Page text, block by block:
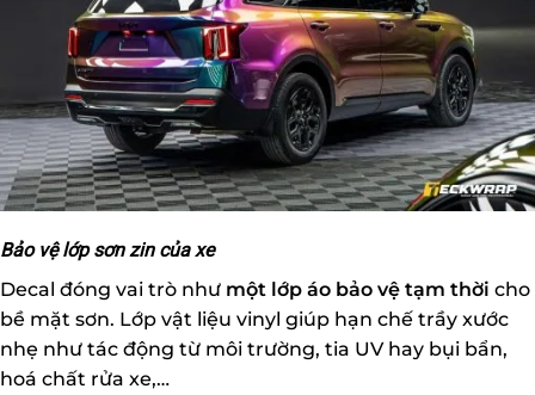
Bảo vệ lớp sơn zin của xe
Decal đóng vai trò như một lớp áo bảo vệ tạm thời cho
bề mặt sơn. Lớp vật liệu vinyl giúp hạn chế trầy xước
nhẹ như tác động từ môi trường, tia UV hay bụi bẩn,
hoá chất rửa xe,…